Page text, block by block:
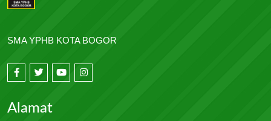
SMA YPHB KOTA BOGOR
Alamat